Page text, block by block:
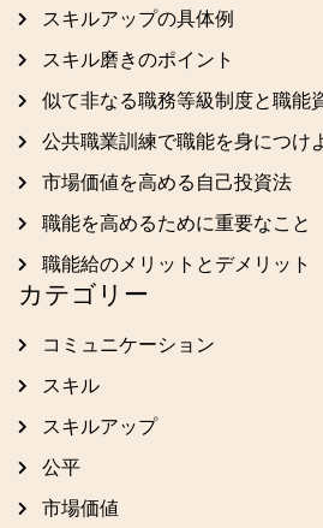
スキルアップの具体例
スキル磨きのポイント
似て非なる職務等級制度と職能
公共職業訓練で職能を身につけ
市場価値を高める自己投資法
職能を高めるために重要なこと
職能給のメリットとデメリット
カテゴリー
コミュニケーション
スキル
スキルアップ
公平
市場価値